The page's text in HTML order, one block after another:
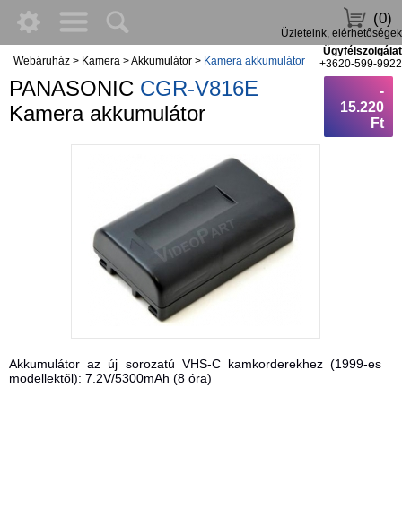
(0)
Üzleteink, elérhetőségek
Ügyfélszolgálat
+3620-599-9922
Webáruház > Kamera >Akkumulátor > Kamera akkumulátor
PANASONIC CGR-V816E
Kamera akkumulátor
-
15.220
Ft
Akkumulátor az új sorozatú VHS-C kamkorderekhez (1999-es
modellektõl): 7.2V/5300mAh (8 óra)